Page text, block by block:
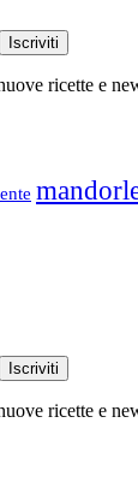
ricette e
ricette e